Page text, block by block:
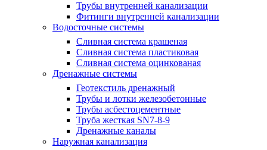
Трубы внутренней канализации
Фитинги внутренней канализации
Водосточные системы
Сливная система крашеная
Сливная система пластиковая
Сливная система оцинкованая
Дренажные системы
Геотекстиль дренажный
Трубы и лотки железобетонные
Трубы асбестоцементные
Труба жесткая SN7-8-9
Дренажные каналы
Наружная канализация